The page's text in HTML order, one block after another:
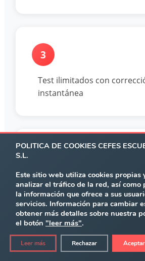
3
Test ilimitados con
instantánea
Adaptado al sistema de
comunidad
POLITICA DE COOKIES CEFES
S.L.
Este sitio web utiliza cookies propias
analizar el tráfico de la red, así como
la información que ofrece a sus
servicios. Información para cambiar
obtener más detalles sobre nuestra
el botón "leer más".
Aceptar
Rechazar
Leer más